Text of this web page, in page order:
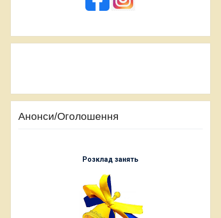
Анонси/Оголошення
Розклад занять